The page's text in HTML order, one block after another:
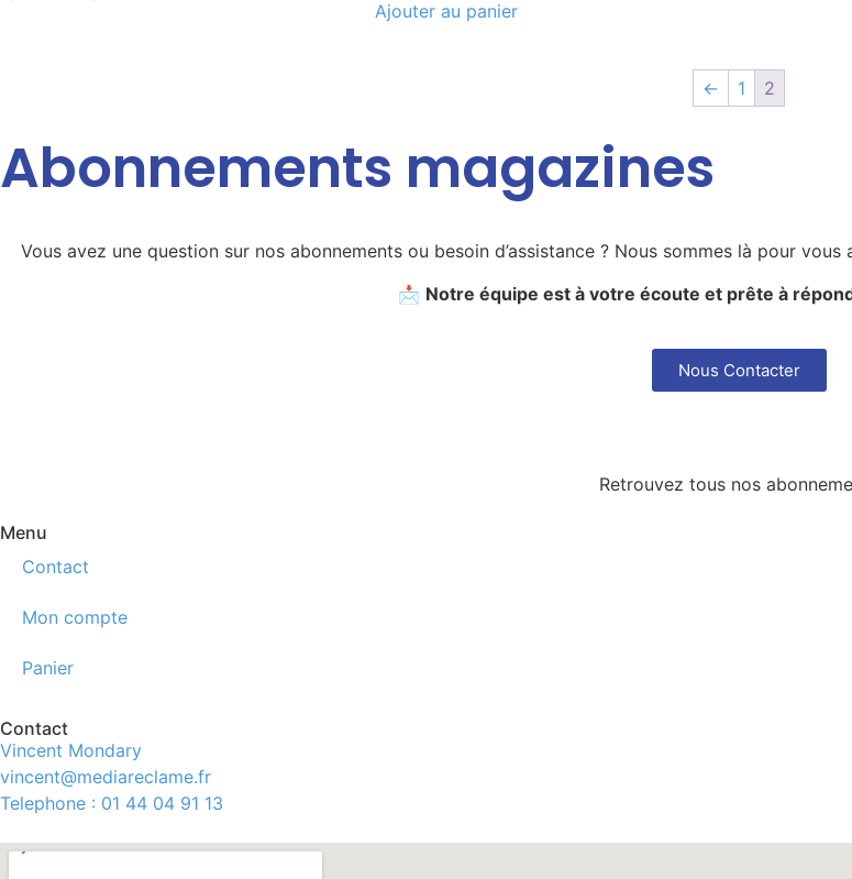
Ajouter au panier
← 1 2
Abonnements magazines
Vous avez une question sur nos abonnements ou besoin d’assistance ? Nous sommes là pour
📩 Notre équipe est à votre écoute et prête à
Nous Contacter
Retrouvez tous nos
Menu
Contact
Mon compte
Panier
Contact
Vincent Mondary
vincent@mediareclame.fr
Telephone : 01 44 04 91 13